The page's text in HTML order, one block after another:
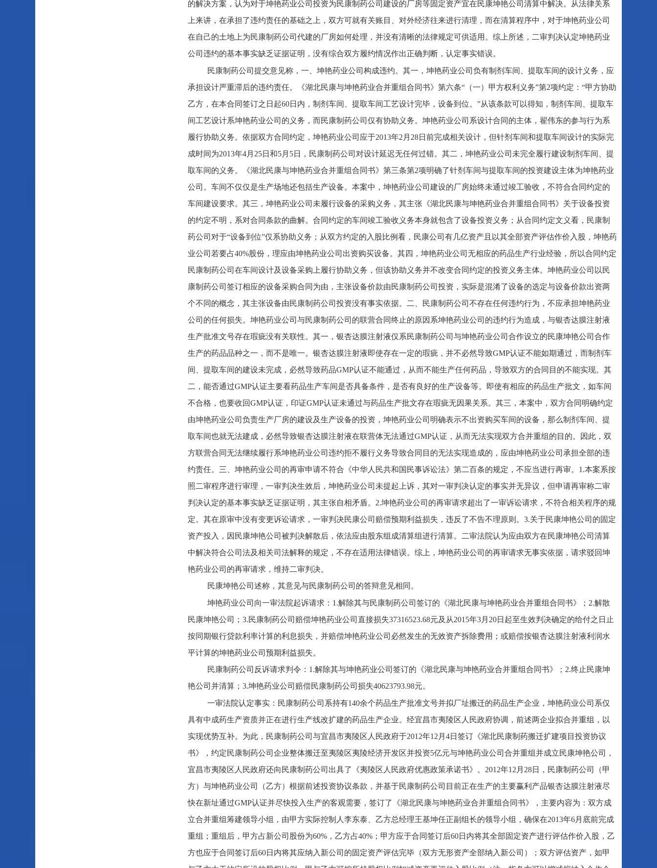
的解决方案，认为对于坤艳药业公司投资为民康制药公司建设的厂房等固定资产宜在民康坤艳公司清算中解决。从法律关系
上来讲，在承担了违约责任的基础之上，双方可就有关账目、对外经济往来进行清理，而在清算程序中，对于坤艳药业公司
在自己的土地上为民康制药公司代建的厂房如何处理，并没有清晰的法律规定可供适用。综上所述，二审判决认定坤艳药业
公司违约的基本事实缺乏证据证明，没有综合双方履约情况作出正确判断，认定事实错误。
民康制药公司提交意见称，一、坤艳药业公司构成违约。其一，坤艳药业公司负有制剂车间、提取车间的设计义务，应
承担设计严重滞后的违约责任。《湖北民康与坤艳药业合并重组合同书》第六条“（一）甲方权利义务”第2项约定：“甲方协助
乙方，在本合同签订之日起60日内，制剂车间、提取车间工艺设计完毕，设备到位。”从该条款可以得知，制剂车间、提取车
间工艺设计系坤艳药业公司的义务，而民康制药公司仅有协助义务。坤艳药业公司系设计合同的主体，翟伟东的参与行为系
履行协助义务。依据双方合同约定，坤艳药业公司应于2013年2月28日前完成相关设计，但针剂车间和提取车间设计的实际完
成时间为2013年4月25日和5月5日，民康制药公司对设计延迟无任何过错。其二，坤艳药业公司未完全履行建设制剂车间、提
取车间的义务。《湖北民康与坤艳药业合并重组合同书》第三条第2项明确了针剂车间与提取车间的投资建设主体为坤艳药业
公司。车间不仅仅是生产场地还包括生产设备。本案中，坤艳药业公司建设的厂房始终未通过竣工验收，不符合合同约定的
车间建设要求。其三，坤艳药业公司未履行设备的采购义务，其主张《湖北民康与坤艳药业合并重组合同书》关于设备投资
的约定不明，系对合同条款的曲解。合同约定的车间竣工验收义务本身就包含了设备投资义务；从合同约定文义看，民康制
药公司对于“设备到位”仅系协助义务；从双方约定的入股比例看，民康公司有几亿资产且以其全部资产评估作价入股，坤艳药
业公司若要占40%股份，理应由坤艳药业公司出资购买设备。其四，坤艳药业公司无相应的药品生产行业经验，所以合同约定
民康制药公司在车间设计及设备采购上履行协助义务，但该协助义务并不改变合同约定的投资义务主体。坤艳药业公司以民
康制药公司签订相应的设备采购合同为由，主张设备价款由民康制药公司投资，实际是混淆了设备的选定与设备价款出资两
个不同的概念，其主张设备由民康制药公司投资没有事实依据。二、民康制药公司不存在任何违约行为，不应承担坤艳药业
公司的任何损失。坤艳药业公司与民康制药公司的联营合同终止的原因系坤艳药业公司的违约行为造成，与银杏达膜注射液
生产批准文号存在瑕疵没有关联性。其一，银杏达膜注射液仅系民康制药公司与坤艳药业公司合作设立的民康坤艳公司合作
生产的药品品种之一，而不是唯一。银杏达膜注射液即使存在一定的瑕疵，并不必然导致GMP认证不能如期通过，而制剂车
间、提取车间的建设未完成，必然导致药品GMP认证不能通过，从而不能生产任何药品，导致双方的合同目的不能实现。其
二，能否通过GMP认证主要看药品生产车间是否具备条件，是否有良好的生产设备等。即使有相应的药品生产批文，如车间
不合格，也要收回GMP认证，印证GMP认证未通过与药品生产批文存在瑕疵无因果关系。其三，本案中，双方合同明确约定
由坤艳药业公司负责生产厂房的建设及生产设备的投资，坤艳药业公司明确表示不出资购买车间的设备，那么制剂车间、提
取车间也就无法建成，必然导致银杏达膜注射液在联营体无法通过GMP认证，从而无法实现双方合并重组的目的。因此，双
方联营合同无法继续履行系坤艳药业公司违约拒不履行义务导致合同目的无法实现造成的，应由坤艳药业公司承担全部的违
约责任。三、坤艳药业公司的再审申请不符合《中华人民共和国民事诉讼法》第二百条的规定，不应当进行再审。1.本案系按
照二审程序进行审理，一审判决生效后，坤艳药业公司未提起上诉，其对一审判决认定的事实并无异议，但申请再审称二审
判决认定的基本事实缺乏证据证明，其主张自相矛盾。2.坤艳药业公司的再审请求超出了一审诉讼请求，不符合相关程序的规
定。其在原审中没有变更诉讼请求，一审判决民康公司赔偿预期利益损失，违反了不告不理原则。3.关于民康坤艳公司的固定
资产投入，因民康坤艳公司被判决解散后，依法应由股东组成清算组进行清算。二审法院认为应由双方在民康坤艳公司清算
中解决符合公司法及相关司法解释的规定，不存在适用法律错误。综上，坤艳药业公司的再审请求无事实依据，请求驳回坤
艳药业公司的再审请求，维持二审判决。
民康坤艳公司述称，其意见与民康制药公司的答辩意见相同。
坤艳药业公司向一审法院起诉请求：1.解除其与民康制药公司签订的《湖北民康与坤艳药业合并重组合同书》；2.解散
民康坤艳公司；3.民康制药公司赔偿坤艳药业公司直接损失37316523.68元及从2015年3月20日起至生效判决确定的给付之日止
按同期银行贷款利率计算的利息损失，并赔偿坤艳药业公司必然发生的无效资产拆除费用；或赔偿按银杏达膜注射液利润水
平计算的坤艳药业公司预期利益损失。
民康制药公司反诉请求判令：1.解除其与坤艳药业公司签订的《湖北民康与坤艳药业合并重组合同书》；2.终止民康坤
艳公司并清算；3.坤艳药业公司赔偿民康制药公司损失40623793.98元。
一审法院认定事实：民康制药公司系持有140余个药品生产批准文号并拟厂址搬迁的药品生产企业，坤艳药业公司系仅
具有中成药生产资质并正在进行生产线改扩建的药品生产企业。经宜昌市夷陵区人民政府协调，前述两企业拟合并重组，以
实现优势互补。为此，民康制药公司与宜昌市夷陵区人民政府于2012年12月4日签订《湖北民康制药搬迁扩建项目投资协议
书》，约定民康制药公司企业整体搬迁至夷陵区夷陵经济开发区并投资5亿元与坤艳药业公司合并重组并成立民康坤艳公司，
宜昌市夷陵区人民政府还向民康制药公司出具了《夷陵区人民政府优惠政策承诺书》。2012年12月28日，民康制药公司（甲
方）与坤艳药业公司（乙方）根据前述投资协议条款，并基于民康制药公司目前正在生产的主要赢利产品银杏达膜注射液尽
快在新址通过GMP认证并尽快投入生产的客观需要，签订了《湖北民康与坤艳药业合并重组合同书》，主要内容为：双方成
立合并重组筹建领导小组，由甲方实际控制人李东泰、乙方总经理王基坤任正副组长的领导小组，确保在2013年6月底前完成
重组；重组后，甲方占新公司股份为60%，乙方占40%；甲方应于合同签订后60日内将其全部固定资产进行评估作价入股，乙
方也应于合同签订后60日内将其应纳入新公司的固定资产评估完毕（双方无形资产全部纳入新公司）；双方评估资产，如甲